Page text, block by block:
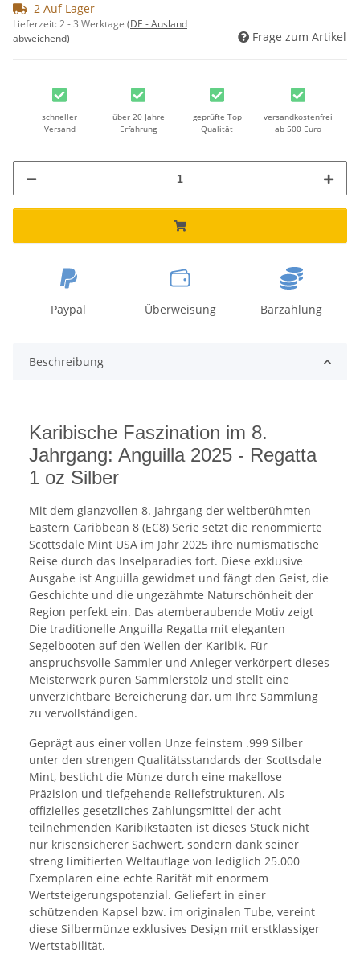
2 Auf Lager
Lieferzeit:2 - 3 Werktage (DE - Ausland
abweichend)
Frage zum Artikel
schneller
Versand
über 20 Jahre
Erfahrung
geprüfte Top
Qualität
versandkostenfrei
ab 500 Euro
Paypal Überweisung Barzahlung
Beschreibung
Karibische Faszination im 8.
Jahrgang: Anguilla 2025 - Regatta
1 oz Silber
Mit dem glanzvollen 8. Jahrgang der weltberühmten
Eastern Caribbean 8 (EC8) Serie setzt die renommierte
Scottsdale Mint USA im Jahr 2025 ihre numismatische
Reise durch das Inselparadies fort. Diese exklusive
Ausgabe ist Anguilla gewidmet und fängt den Geist, die
Geschichte und die ungezähmte Naturschönheit der
Region perfekt ein. Das atemberaubende Motiv zeigt
Die traditionelle Anguilla Regatta mit eleganten
Segelbooten auf den Wellen der Karibik. Für
anspruchsvolle Sammler und Anleger verkörpert dieses
Meisterwerk puren Sammlerstolz und stellt eine
unverzichtbare Bereicherung dar, um Ihre Sammlung
zu vervollständigen.
Geprägt aus einer vollen Unze feinstem .999 Silber
unter den strengen Qualitätsstandards der Scottsdale
Mint, besticht die Münze durch eine makellose
Präzision und tiefgehende Reliefstrukturen. Als
offizielles gesetzliches Zahlungsmittel der acht
teilnehmenden Karibikstaaten ist dieses Stück nicht
nur krisensicherer Sachwert, sondern dank seiner
streng limitierten Weltauflage von lediglich 25.000
Exemplaren eine echte Rarität mit enormem
Wertsteigerungspotenzial. Geliefert in einer
schützenden Kapsel bzw. im originalen Tube, vereint
diese Silbermünze exklusives Design mit erstklassiger
Wertstabilität.